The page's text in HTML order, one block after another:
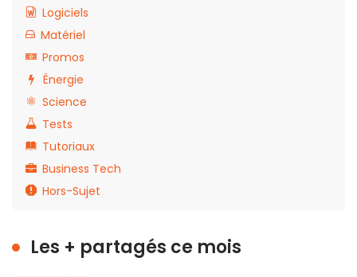
Logiciels
Matériel
Promos
Énergie
Science
Tests
Tutoriaux
Business Tech
Hors-Sujet
Les + partagés ce mois